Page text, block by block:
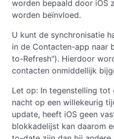
worden bepaald door iOS
worden beïnvloed.
U kunt de synchronisatie
in de Contacten-app naar
to-Refresh"). Hierdoor
contacten onmiddellijk
Let op: In tegenstelling tot
nacht op een willekeurig
update, heeft iOS geen
blokkadelijst kan daarom